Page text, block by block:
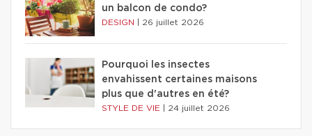
un balcon de condo?
DESIGN 26 juillet 2026
Pourquoi les insectes
envahissent certaines maisons
plus que d'autres en été?
STYLE DE VIE 24 juillet 2026